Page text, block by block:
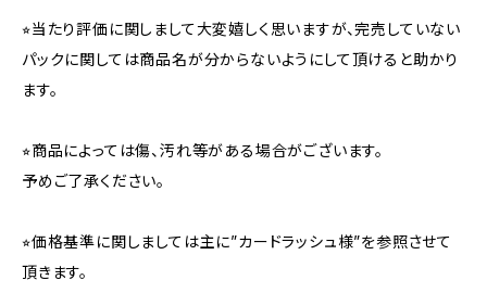
⭐︎当たり評価に関しまして大変嬉しく思いますが、完売していない
パックに関しては商品名が分からないようにして頂けると助かり
ます。
⭐︎商品によっては傷、汚れ等がある場合がございます。
予めご了承ください。
⭐︎価格基準に関しましては主に”カードラッシュ様”を参照させて
頂きます。